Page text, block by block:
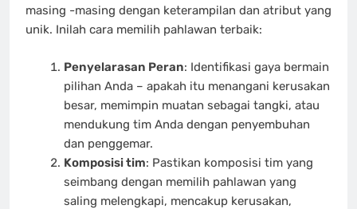
masing -masing dengan keterampilan dan atribut yang
unik. Inilah cara memilih pahlawan terbaik:
Penyelarasan Peran: Identifikasi gaya bermain
pilihan Anda – apakah itu menangani kerusakan
besar, memimpin muatan sebagai tangki, atau
mendukung tim Anda dengan penyembuhan
dan penggemar.
Komposisi tim: Pastikan komposisi tim yang
seimbang dengan memilih pahlawan yang
saling melengkapi, mencakup kerusakan,